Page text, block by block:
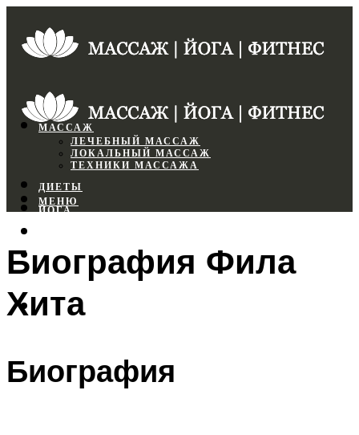
МАССАЖ
ЛЕЧЕБНЫЙ МАССАЖ
ЛОКАЛЬНЫЙ МАССАЖ
ТЕХНИКИ МАССАЖА
ДИЕТЫ
ЙОГА
ФИТНЕС
МЕНЮ
МЕНЮ
Биография Фила
Хита
Биография